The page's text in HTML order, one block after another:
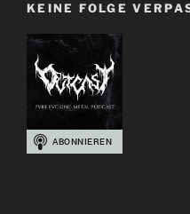
KEINE FOLGE